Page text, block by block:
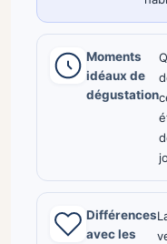
Moments
idéaux de
dégustation
Différences
avec les